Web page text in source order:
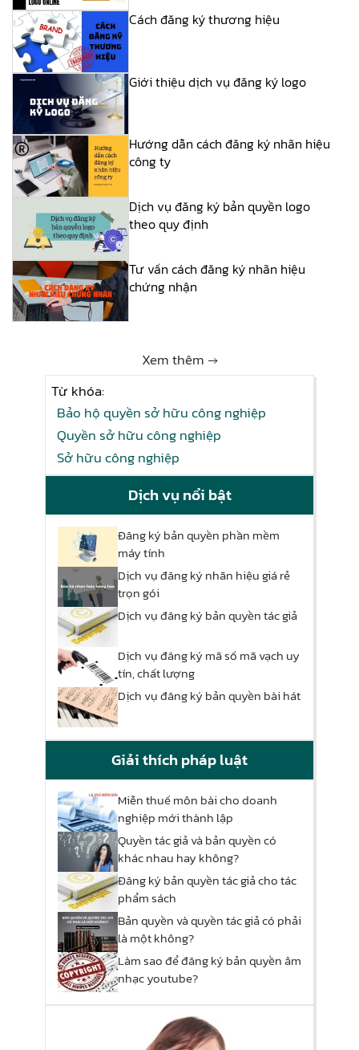
Cách đăng ký thương hiệu
Giới thiệu dịch vụ đăng ký logo
Hướng dẫn cách đăng ký nhãn hiệu
công ty
Dịch vụ đăng ký bản quyền logo
theo quy định
Tư vấn cách đăng ký nhãn hiệu
chứng nhận
Xem thêm →
Từ khóa:
Bảo hộ quyền sở hữu công nghiệp
Quyền sở hữu công nghiệp
Sở hữu công nghiệp
Dịch vụ nổi bật
Đăng ký bản quyền phần mềm
máy tính
Dịch vụ đăng ký nhãn hiệu giá rẻ
trọn gói
Dịch vụ đăng ký bản quyền tác giả
Dịch vụ đăng ký mã số mã vạch uy
tín, chất lượng
Dịch vụ đăng ký bản quyền bài hát
Giải thích pháp luật
Miễn thuế môn bài cho doanh
nghiệp mới thành lập
Quyền tác giả và bản quyền có
khác nhau hay không?
Đăng ký bản quyền tác giả cho tác
phẩm sách
Bản quyền và quyền tác giả có phải
là một không?
Làm sao để đăng ký bản quyền âm
nhạc youtube?